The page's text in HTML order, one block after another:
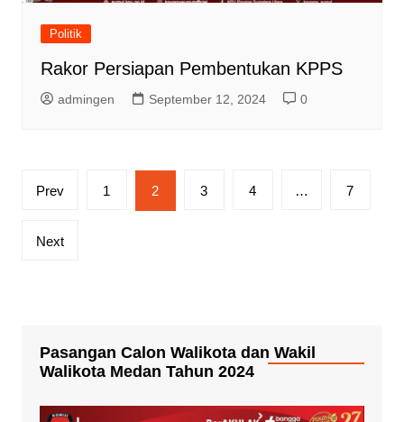
Politik
Rakor Persiapan Pembentukan KPPS
admingen September 12, 2024 0
Paginasi
Prev 1 2 3 4 … 7
Next
Pasangan Calon Walikota dan Wakil
Walikota Medan Tahun 2024